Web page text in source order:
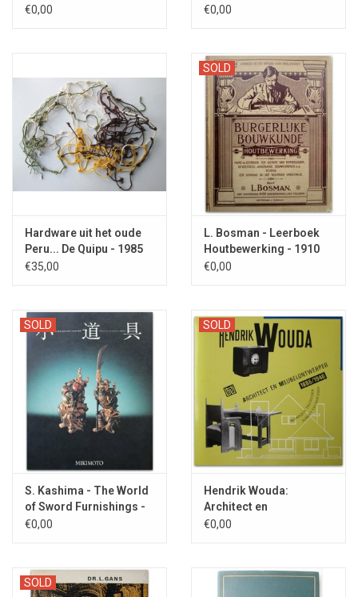
(1841-1930) - 1986
€0,00
Strafgestichten - 1907
€0,00
Hardware uit het oude
Peru... De Quipu - 1985
€35,00
SOLD
L. Bosman - Leerboek
Houtbewerking - 1910
€0,00
SOLD
S. Kashima - The World
of Sword Furnishings -
1980
€0,00
SOLD
Hendrik Wouda:
Architect en
meubelontwerper - 1989
€0,00
SOLD